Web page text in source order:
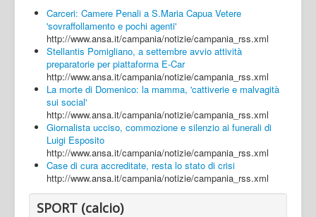
Carceri: Camere Penali a S.Maria Capua Vetere
'sovraffollamento e pochi agenti'
http://www.ansa.it/campania/notizie/campania_rss.xml
Stellantis Pomigliano, a settembre avvio attività
preparatorie per piattaforma E-Car
http://www.ansa.it/campania/notizie/campania_rss.xml
La morte di Domenico: la mamma, 'cattiverie e malvagità
sui social'
http://www.ansa.it/campania/notizie/campania_rss.xml
Giornalista ucciso, commozione e silenzio ai funerali di
Luigi Esposito
http://www.ansa.it/campania/notizie/campania_rss.xml
Case di cura accreditate, resta lo stato di crisi
http://www.ansa.it/campania/notizie/campania_rss.xml
SPORT (calcio)